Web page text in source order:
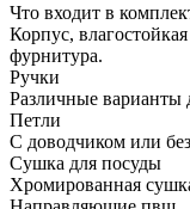
Что входит в
Корпус,
фурнитура.
Ручки
Различные варианты
Петли
С доводчиком или
Сушка для посуды
Хромированная